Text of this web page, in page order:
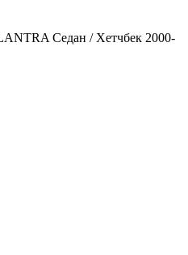
Седан / Хетчбек 2000-